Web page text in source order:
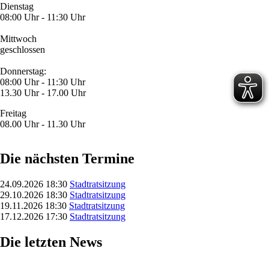
Dienstag
08:00 Uhr - 11:30 Uhr
Mittwoch
geschlossen
Donnerstag:
08:00 Uhr - 11:30 Uhr
13.30 Uhr - 17.00 Uhr
Freitag
08.00 Uhr - 11.30 Uhr
Die nächsten Termine
24.09.2026 18:30 Stadtratsitzung
29.10.2026 18:30 Stadtratsitzung
19.11.2026 18:30 Stadtratsitzung
17.12.2026 17:30 Stadtratsitzung
Die letzten News